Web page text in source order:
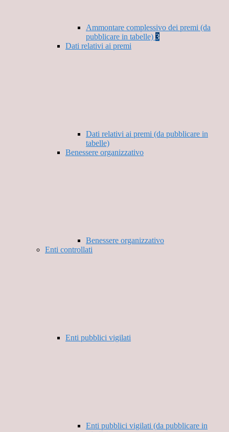
Ammontare complessivo dei premi (da
pubblicare in tabelle) 3
Dati relativi ai premi
Dati relativi ai premi (da pubblicare in
tabelle)
Benessere organizzativo
Benessere organizzativo
Enti controllati
Enti pubblici vigilati
Enti pubblici vigilati (da pubblicare in